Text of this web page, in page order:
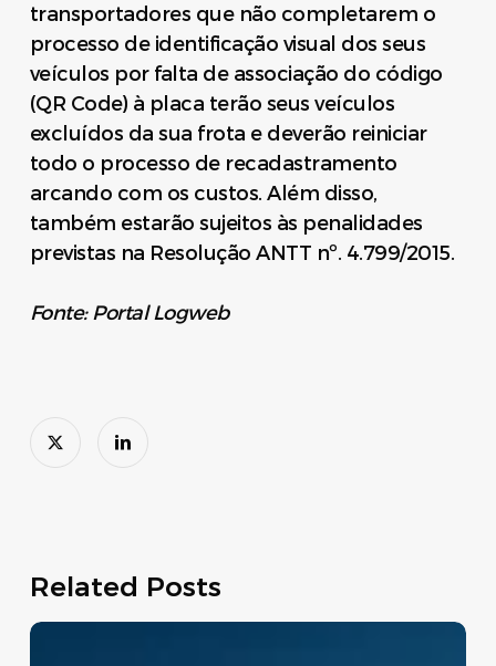
transportadores que não completarem o
processo de identificação visual dos seus
veículos por falta de associação do código
(QR Code) à placa terão seus veículos
excluídos da sua frota e deverão reiniciar
todo o processo de recadastramento
arcando com os custos. Além disso,
também estarão sujeitos às penalidades
previstas na Resolução ANTT nº. 4.799/2015.
Fonte: Portal Logweb
Related Posts
Move